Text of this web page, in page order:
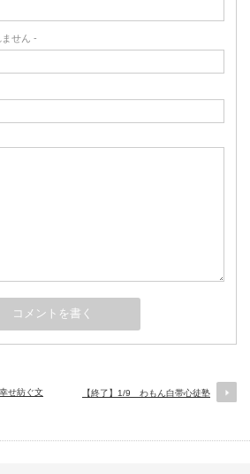
せん -
せ紡ぐ文
【終了】1/9 わもん白帯心徒塾